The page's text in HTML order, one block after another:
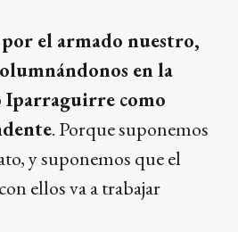
el armado nuestro,
en la
Iparraguirre como
. Porque suponemos
y suponemos que el
ellos va a trabajar